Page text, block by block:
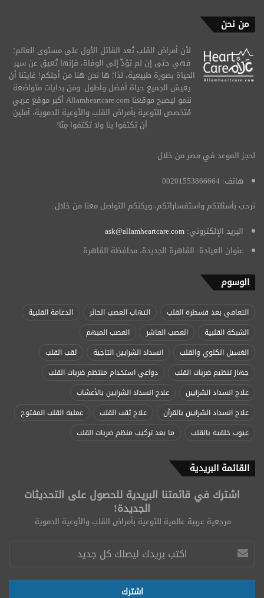
من نحن
لأن أمراض القلب تُعد القاتل الأول على مستوى العالم؛
فهي حتى إن لم تؤدِّ إلى الوفاة، فإنها تُعيق عن سير
الحياة بصورة طبيعية، لذا؛ ها نحن هنا من أجلكم! غايتنا أن
يعيش الجميع حياة أفضل وأطول. ومن بدايات متواضعة
ننمو ليصبح موقعنا Allamheartcare.com أكبر موقع عربي
مُتخصص للتوعية بأمراض القلب والأوعية الدموية، آملين
أن تكتفوا بنا ولا تكتفوا مِنّا!
لحجز الموعد في مصر من خلال:
هاتف: 00201553866664
نرحب بأسئلتكم واستفساراتكم، ويكنكم التواصل معنا من خلال:
البريد الإلكتروني: ask@allamheartcare.com
عنوان العيادة: القاهرة الجديدة، محافظة القاهرة.
الوسوم
التعافي بعد قسطرة القلب التهاب العصب الحائر
الدعامة القلبية
الشبكة القلبية
العصب العاشر
العصب المبهم
الغسيل الكلوي والقلب
انسداد الشرايين التاجية
ثقب القلب
جهاز تنظيم ضربات القلب
دواعي استخدام منتظم ضربات القلب
علاج انسداد الشرايين
علاج انسداد الشرايين بالأعشاب
علاج انسداد الشرايين بالقرآن
علاج ثقب القلب
عملية القلب المفتوح
عيوب خلقية بالقلب
ما بعد تركيب منظم ضربات القلب
القائمة البريدية
اشترك في قائمتنا البريدية للحصول على التحديثات
الجديدة!
مرجعية عربية عالمية للتوعية بأمراض القلب والأوعية الدموية.